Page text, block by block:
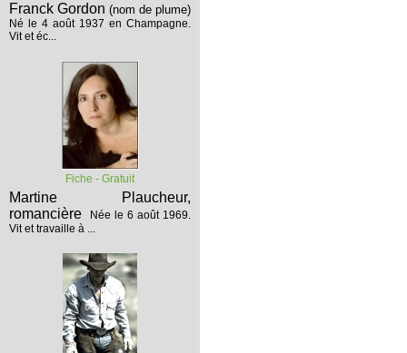
Franck Gordon (nom de plume)
Né le 4 août 1937 en Champagne.
Vit et éc...
Fiche - Gratuit
Martine Plaucheur,
romancière
Née le 6 août 1969.
Vit et travaille à ...